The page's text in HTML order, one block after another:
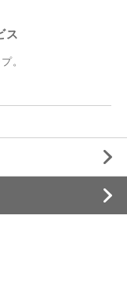
ス
。